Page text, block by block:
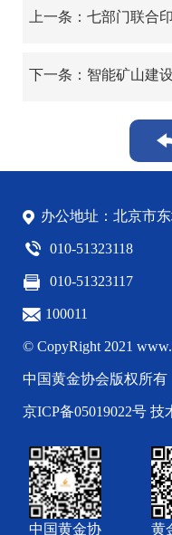
上一条：七部门联合
下一条：智能矿山建
办公地址：北京市
010-51323118
010-51323117
100011
© CopyRight 2021
中国黄金协会版权所有
京ICP备05019022号技
中国黄金协 黄